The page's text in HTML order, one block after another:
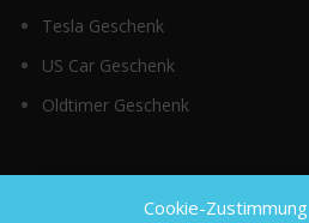
Cookie-Zustimmung
Tesla Geschenk
US Car Geschenk
Oldtimer Geschenk
Top Kategorien